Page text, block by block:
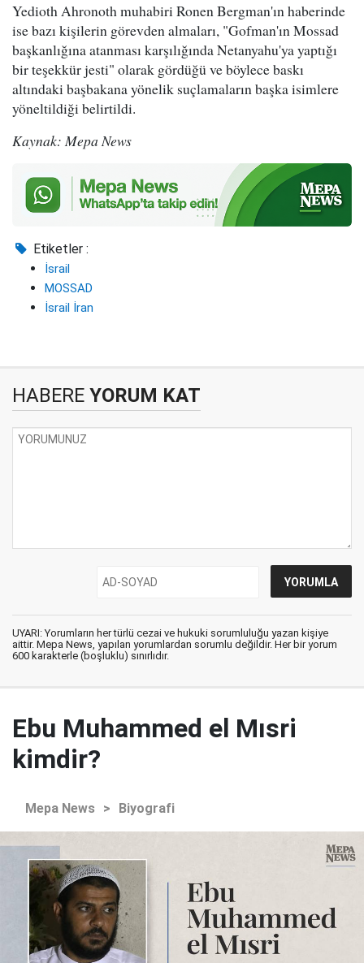
Yedioth Ahronoth muhabiri Ronen Bergman'ın haberinde
ise bazı kişilerin görevden almaları, "Gofman'ın Mossad
başkanlığına atanması karşılığında Netanyahu'ya yaptığı
bir teşekkür jesti" olarak gördüğü ve böylece baskı
altındaki başbakana yönelik suçlamaların başka isimlere
yöneltildiği belirtildi.
Kaynak: Mepa News
Etiketler :
İsrail
MOSSAD
İsrail İran
HABERE YORUM KAT
UYARI: Yorumların her türlü cezai ve hukuki sorumluluğu yazan kişiye
aittir. Mepa News, yapılan yorumlardan sorumlu değildir. Her bir yorum
600 karakterle (boşluklu) sınırlıdır.
Ebu Muhammed el Mısri
kimdir?
Mepa News > Biyografi